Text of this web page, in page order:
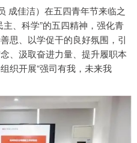
成佳洁）在五四青年节来临之
、科学”的五四精神，强化青
思、以学促干的良好氛围，引
、汲取奋进力量、提升履职本
织开展“强司有我，未来我